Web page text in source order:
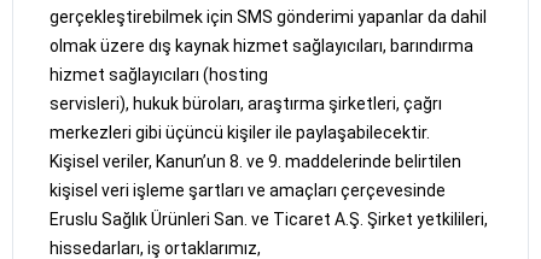
gerçekleştirebilmek için SMS gönderimi yapanlar da dahil
olmak üzere dış kaynak hizmet sağlayıcıları, barındırma
hizmet sağlayıcıları (hosting
servisleri), hukuk büroları, araştırma şirketleri, çağrı
merkezleri gibi üçüncü kişiler ile paylaşabilecektir.
Kişisel veriler, Kanun’un 8. ve 9. maddelerinde belirtilen
kişisel veri işleme şartları ve amaçları çerçevesinde
Eruslu Sağlık Ürünleri San. ve Ticaret A.Ş. Şirket yetkilileri,
hissedarları, iş ortaklarımız,